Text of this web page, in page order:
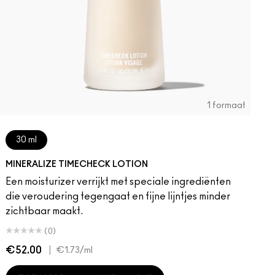
1 formaat
30 ml
MINERALIZE TIMECHECK LOTION
Een moisturizer verrijkt met speciale ingrediënten
die veroudering tegengaat en fijne lijntjes minder
zichtbaar maakt.
(0)
€52.00 €1.73/ml